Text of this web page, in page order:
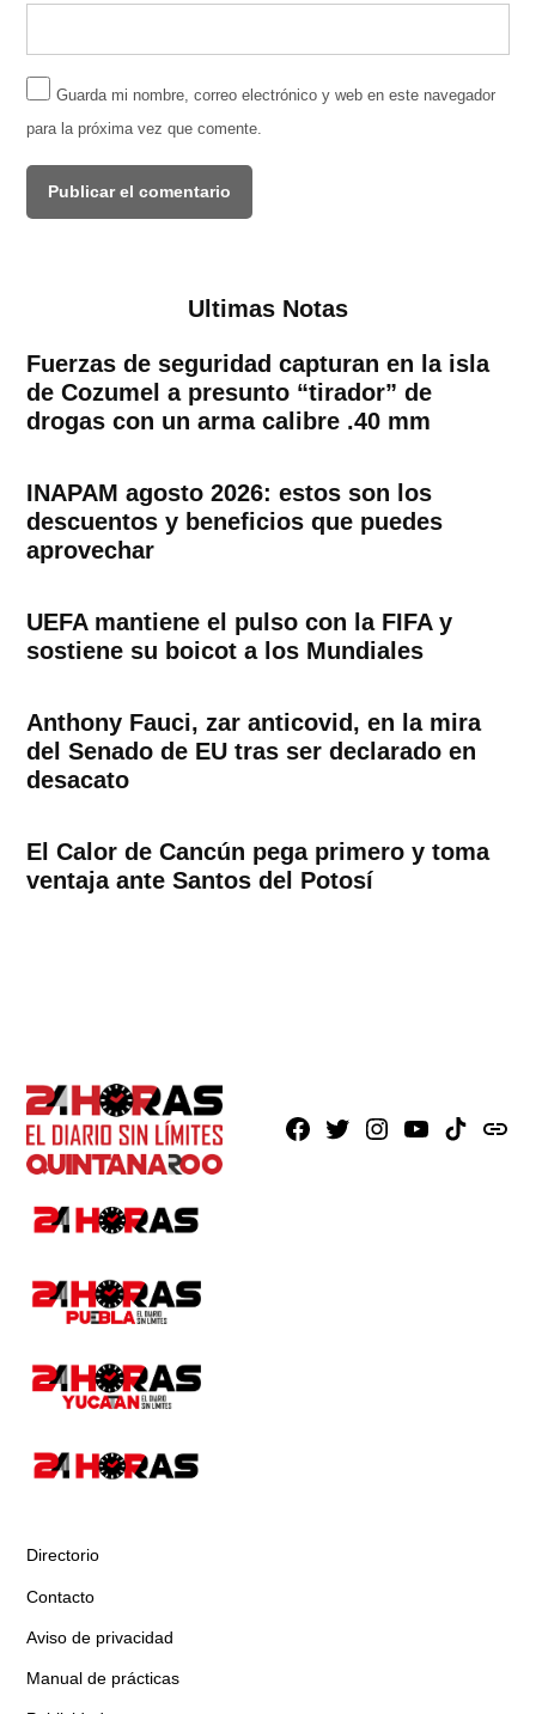
Guarda mi nombre, correo electrónico y web en este navegador
para la próxima vez que comente.
Ultimas Notas
Fuerzas de seguridad capturan en la isla
de Cozumel a presunto “tirador” de
drogas con un arma calibre .40 mm
INAPAM agosto 2026: estos son los
descuentos y beneficios que puedes
aprovechar
UEFA mantiene el pulso con la FIFA y
sostiene su boicot a los Mundiales
Anthony Fauci, zar anticovid, en la mira
del Senado de EU tras ser declarado en
desacato
El Calor de Cancún pega primero y toma
ventaja ante Santos del Potosí
Facebook
X Instagram
YoutubeTikTokissuu
Directorio
Contacto
Aviso de privacidad
Manual de prácticas